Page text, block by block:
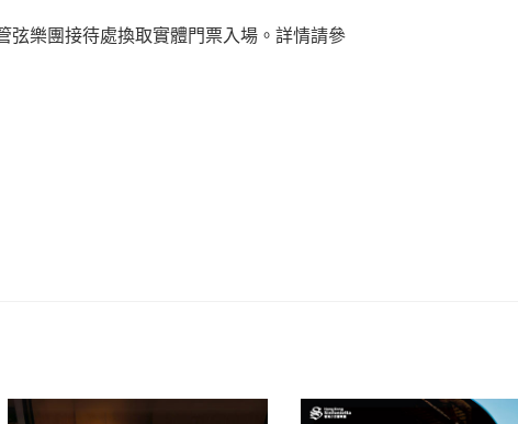
弦樂團接待處換取實體門票入場。詳情請參